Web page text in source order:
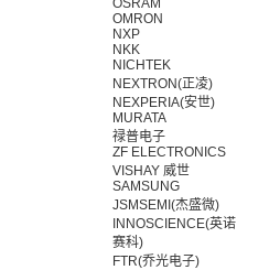
OSRAM
OMRON
NXP
NKK
NICHTEK
NEXTRON(正凌)
NEXPERIA(安世)
MURATA
禄普电子
ZF ELECTRONICS
VISHAY 威世
SAMSUNG
JSMSEMI(杰盛微)
INNOSCIENCE(英诺
赛科)
FTR(乔光电子)